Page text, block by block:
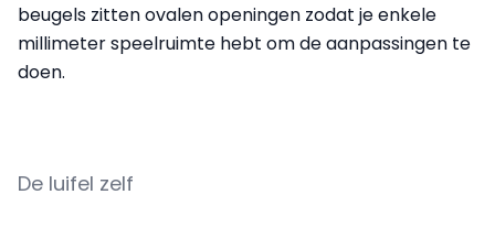
beugels zitten ovalen openingen zodat je enkele
millimeter speelruimte hebt om de aanpassingen te
doen.
De luifel zelf